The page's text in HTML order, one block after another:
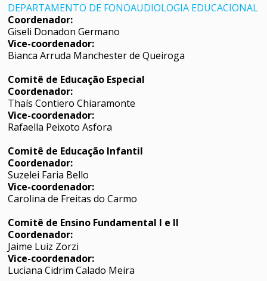
DEPARTAMENTO DE FONOAUDIOLOGIA EDUCACIONAL
Coordenador:
Giseli Donadon Germano
Vice-coordenador:
Bianca Arruda Manchester de Queiroga
Comitê de Educação Especial
Coordenador:
Thaís Contiero Chiaramonte
Vice-coordenador:
Rafaella Peixoto Asfora
Comitê de Educação Infantil
Coordenador:
Suzelei Faria Bello
Vice-coordenador:
Carolina de Freitas do Carmo
Comitê de Ensino Fundamental I e II
Coordenador:
Jaime Luiz Zorzi
Vice-coordenador:
Luciana Cidrim Calado Meira